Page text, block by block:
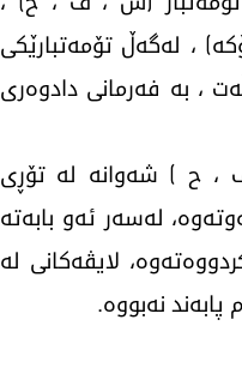
، لەگەڵ تۆمەتبارێکی
، بە فەرمانی دادوەری
ف ، ح ) شەوانە لە تۆڕی
لەسەر ئەو بابەتە
لایڤەکانی لە
نەبووە.